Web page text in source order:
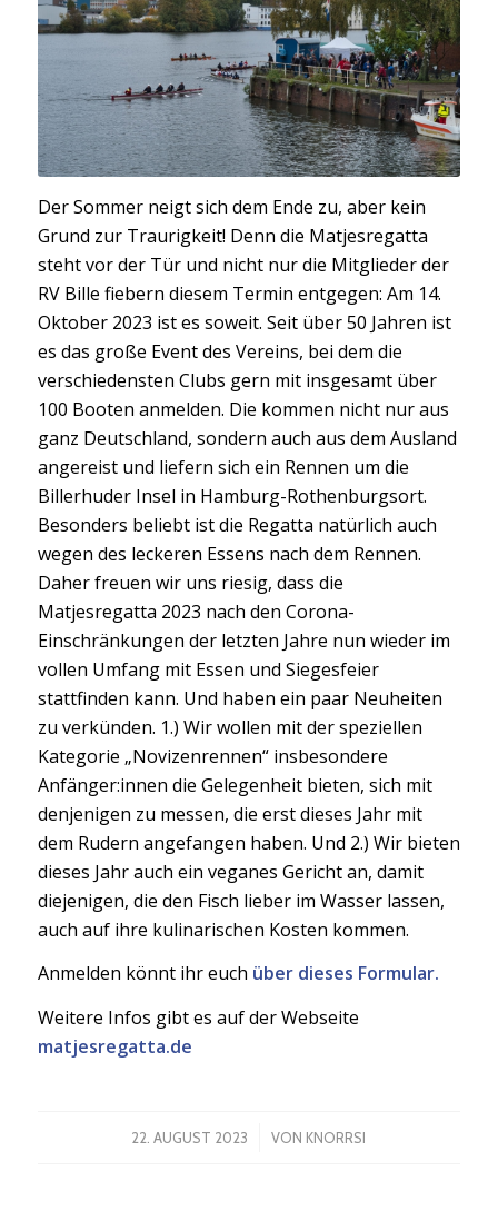
Der Sommer neigt sich dem Ende zu, aber kein
Grund zur Traurigkeit! Denn die Matjesregatta
steht vor der Tür und nicht nur die Mitglieder der
RV Bille fiebern diesem Termin entgegen: Am 14.
Oktober 2023 ist es soweit. Seit über 50 Jahren ist
es das große Event des Vereins, bei dem die
verschiedensten Clubs gern mit insgesamt über
100 Booten anmelden. Die kommen nicht nur aus
ganz Deutschland, sondern auch aus dem Ausland
angereist und liefern sich ein Rennen um die
Billerhuder Insel in Hamburg-Rothenburgsort.
Besonders beliebt ist die Regatta natürlich auch
wegen des leckeren Essens nach dem Rennen.
Daher freuen wir uns riesig, dass die
Matjesregatta 2023 nach den Corona-
Einschränkungen der letzten Jahre nun wieder im
vollen Umfang mit Essen und Siegesfeier
stattfinden kann. Und haben ein paar Neuheiten
zu verkünden. 1.) Wir wollen mit der speziellen
Kategorie „Novizenrennen“ insbesondere
Anfänger:innen die Gelegenheit bieten, sich mit
denjenigen zu messen, die erst dieses Jahr mit
dem Rudern angefangen haben. Und 2.) Wir bieten
dieses Jahr auch ein veganes Gericht an, damit
diejenigen, die den Fisch lieber im Wasser lassen,
auch auf ihre kulinarischen Kosten kommen.
Anmelden könnt ihr euch über dieses Formular.
Weitere Infos gibt es auf der Webseite
matjesregatta.de
22. AUGUST 2023
/ VON KNORRSI